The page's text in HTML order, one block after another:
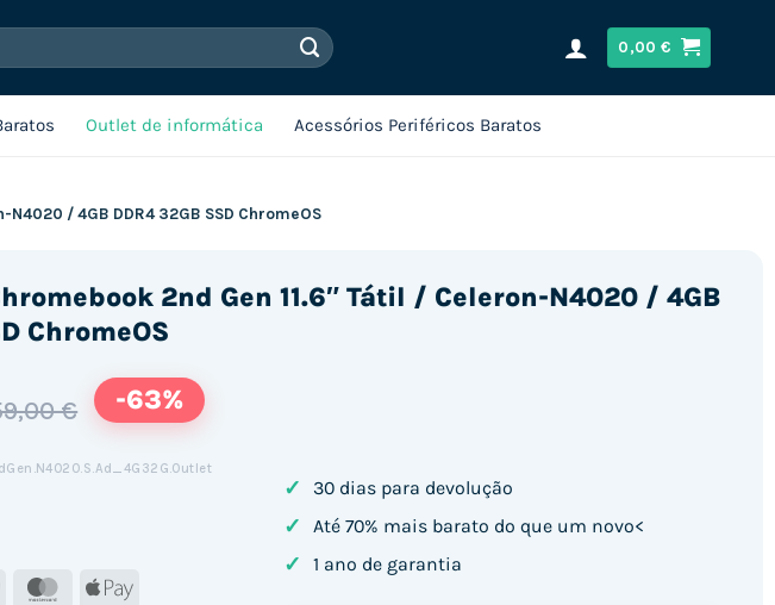
0,00€
Outlet de informática Acessórios Periféricos Baratos
/ 4GB DDR4 32GB SSD ChromeOS
2nd Gen 11.6″ Tátil / Celeron-N4020 / 4GB
ChromeOS
€ -63%
PayPal MasterCard
Apple
✓ 30 dias para devolução
✓ Até 70% mais barato do que um novo<
✓ 1 ano de garantia